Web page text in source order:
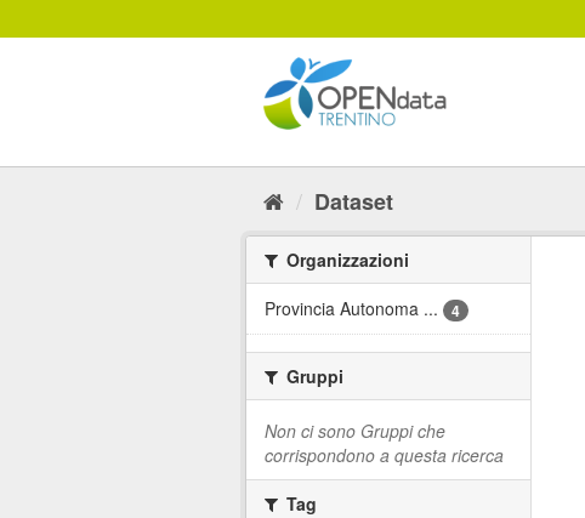
al
Dataset
Organizzazioni
Provincia Autonoma ...
4
Gruppi
Non ci sono Gruppi che
corrispondono a questa ricerca
Tag